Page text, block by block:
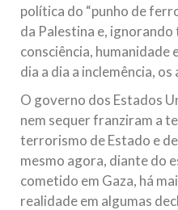
política do “punho de
da Palestina e,
consciência, humanidade
dia a dia a inclemência,
O governo dos Estados
nem sequer franziram a
terrorismo de Estado e
mesmo agora, diante do
cometido em Gaza, há
realidade em algumas